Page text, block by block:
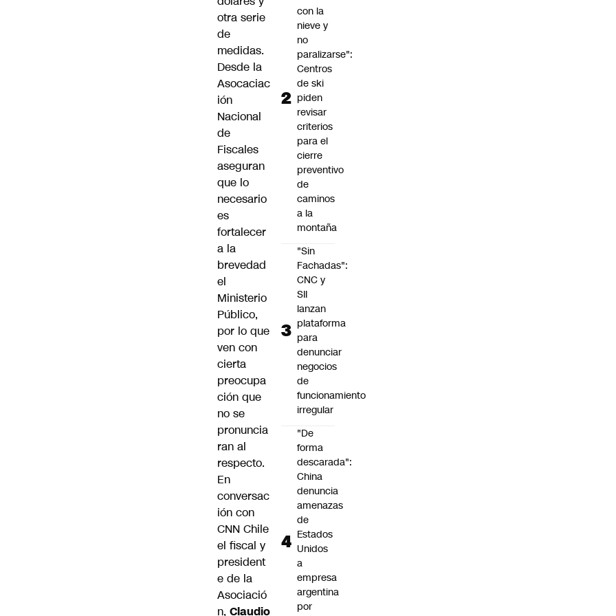
otra serie
de
medidas.
Desde la
Asocaciac
ión
Nacional
de
Fiscales
aseguran
que lo
necesario
es
fortalecer
a la
brevedad
el
Ministerio
Público,
por lo que
ven con
cierta
preocupa
ción que
no se
pronuncia
ran al
respecto.
En
conversac
ión con
CNN Chile
el fiscal y
president
e de la
Asociació
n, Claudio
con la
nieve y
no
paralizarse":
Centros
de ski
piden
revisar
criterios
para el
cierre
preventivo
de
caminos
a la
montaña
"Sin
Fachadas":
CNC y
SII
lanzan
plataforma
para
denunciar
negocios
de
funcionamiento
irregular
"De
forma
descarada":
China
denuncia
amenazas
de
Estados
Unidos
a
empresa
argentina
por